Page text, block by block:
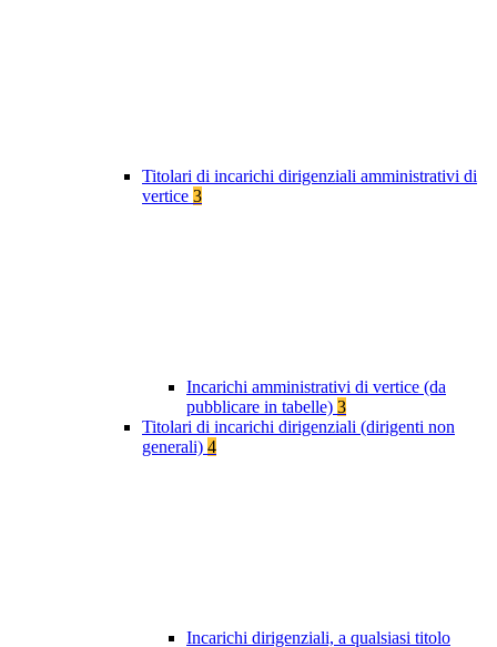
Titolari di incarichi dirigenziali amministrativi di
vertice 3
Incarichi amministrativi di vertice (da
pubblicare in tabelle) 3
Titolari di incarichi dirigenziali (dirigenti non
generali) 4
Incarichi dirigenziali, a qualsiasi titolo